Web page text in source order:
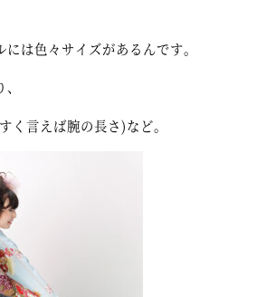
は色々サイズがあるんです。
く言えば腕の長さ)など。